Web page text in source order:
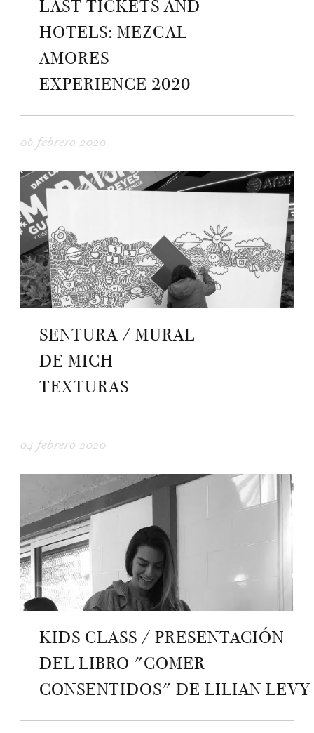
LAST TICKETS AND
HOTELS: MEZCAL
AMORES
EXPERIENCE 2020
06 febrero 2020
SENTURA / MURAL
DE MICH
TEXTURAS
04 febrero 2020
KIDS CLASS / PRESENTACIÓN
DEL LIBRO "COMER
CONSENTIDOS" DE LILIAN LEVY